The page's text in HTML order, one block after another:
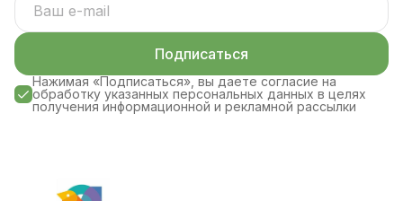
Подписаться
Нажимая «Подписаться», вы даете согласие на
обработку указанных персональных данных в целях
получения информационной и рекламной рассылки